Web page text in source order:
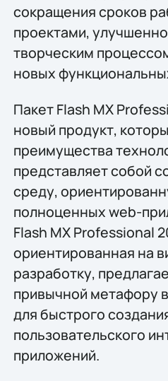
сокращения сроков
проектами,
творческим
новых
Пакет Flash MX
новый продукт,
преимущества
представляет собой
среду,
полноценных web-
Flash MX Professional
ориентированная на
разработку,
привычной метафору
для быстрого
пользовательского
приложений.